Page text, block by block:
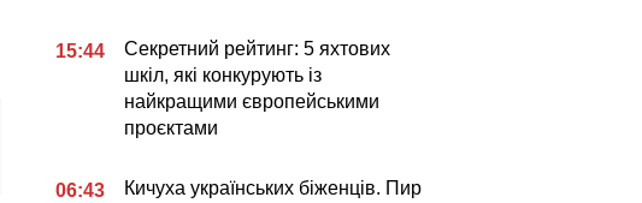
15:44
Секретний рейтинг: 5 яхтових
шкіл, які конкурують із
найкращими європейськими
проєктами
06:43
Кичуха українських біженців. Пир